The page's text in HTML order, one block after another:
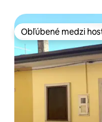
Obľúbené medzi
Obľúbené medzi